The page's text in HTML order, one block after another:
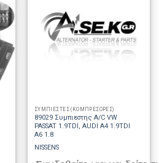
ΣΥΜΠΙΕΣΤΕΣ (ΚΟΜΠΡΕΣΟΡΕΣ)
89029 Συμπιεστης A/C VW
PASSAT 1.9TDI, AUDI A4 1.9TDI
A6 1.8
NISSENS